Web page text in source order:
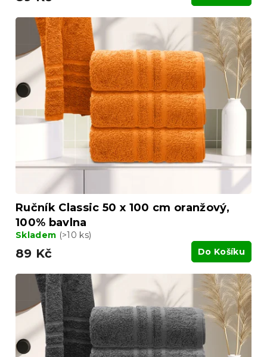
Ručník Classic 50 x 100 cm oranžový,
100% bavlna
Skladem (>10 ks)
89 Kč Do Košíku